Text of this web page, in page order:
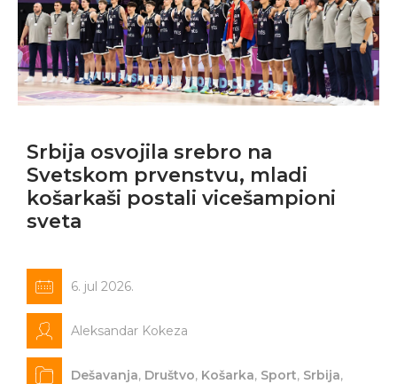
Srbija osvojila srebro na
Svetskom prvenstvu, mladi
košarkaši postali vicešampioni
sveta
6. jul 2026.
Aleksandar Kokeza
Dešavanja, Društvo, Košarka, Sport, Srbija,